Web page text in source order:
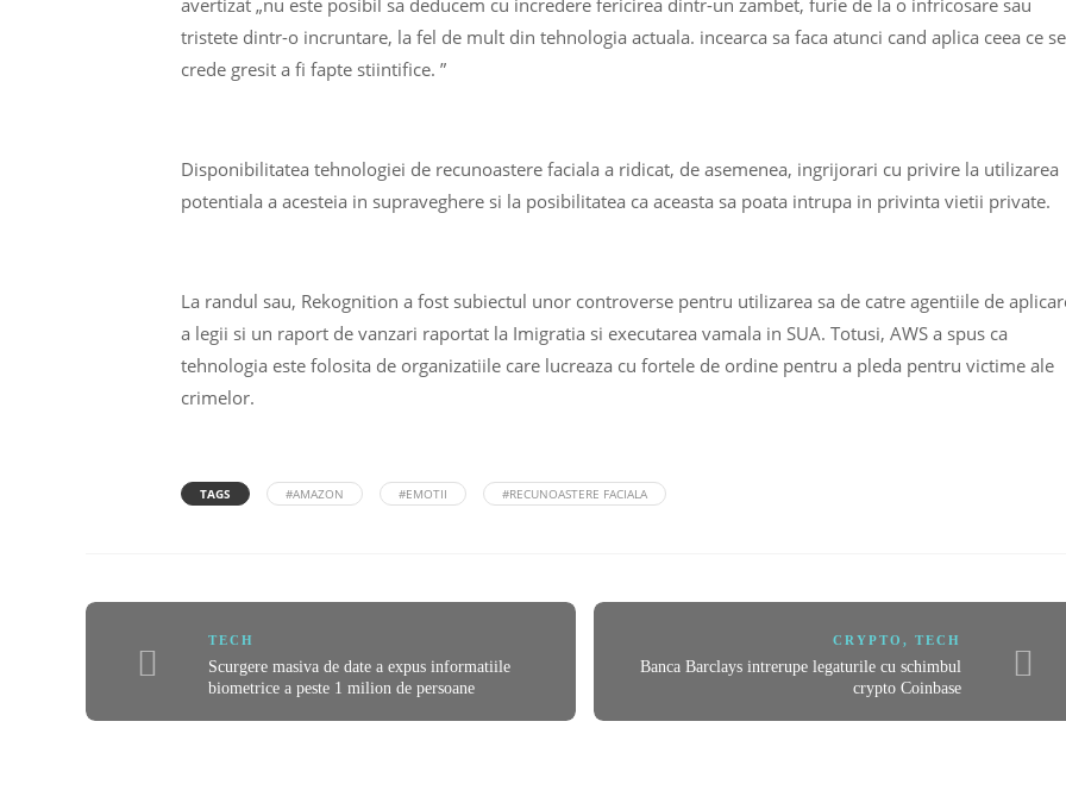
avertizat „nu este posibil sa deducem cu incredere fericirea dintr-un zambet, furie de la o infricosare sau
tristete dintr-o incruntare, la fel de mult din tehnologia actuala. incearca sa faca atunci cand aplica ceea ce se
crede gresit a fi fapte stiintifice. ”
Disponibilitatea tehnologiei de recunoastere faciala a ridicat, de asemenea, ingrijorari cu privire la utilizarea
potentiala a acesteia in supraveghere si la posibilitatea ca aceasta sa poata intrupa in privinta vietii private.
La randul sau, Rekognition a fost subiectul unor controverse pentru utilizarea sa de catre agentiile de
a legii si un raport de vanzari raportat la Imigratia si executarea vamala in SUA. Totusi, AWS a spus ca
tehnologia este folosita de organizatiile care lucreaza cu fortele de ordine pentru a pleda pentru victime ale
crimelor.
TAGS #AMAZON #EMOTII #RECUNOASTERE FACIALA
TECH
Scurgere masiva de date a expus informatiile
biometrice a peste 1 milion de persoane
CRYPTO,TECH
Banca Barclays intrerupe legaturile cu schimbul
crypto Coinbase